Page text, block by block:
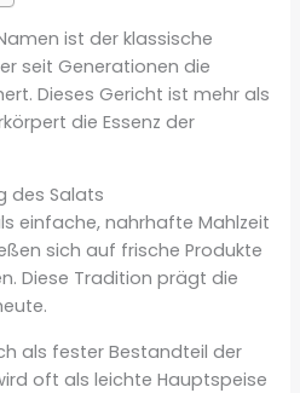
ist der klassische
seit Generationen die
Dieses Gericht ist mehr als
die Essenz der
des Salats
einfache, nahrhafte Mahlzeit
sich auf frische Produkte
Diese Tradition prägt die
als fester Bestandteil der
oft als leichte Hauptspeise